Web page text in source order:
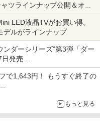
ツラインナップ公開＆オン
LED液晶TVがお買い得。
デルがラインナップ
ダーシリーズ”第3弾「ダー
発売
用した超大型チーズバーガー
で1,643円！ もうすぐ終了の
もっと見る